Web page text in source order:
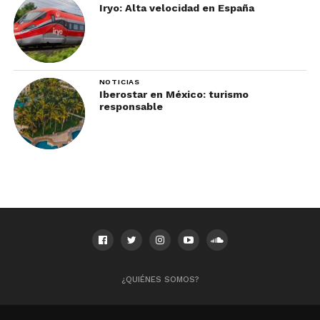
Pacífico Sur
Rica en un lugar especial de su memoria.
Se puede escoger entre actividades recreativas en
Iryo: Alta velocidad en España
NOTICIAS
Iberostar en México: turismo
responsable
¿QUIÉNES SOMOS?